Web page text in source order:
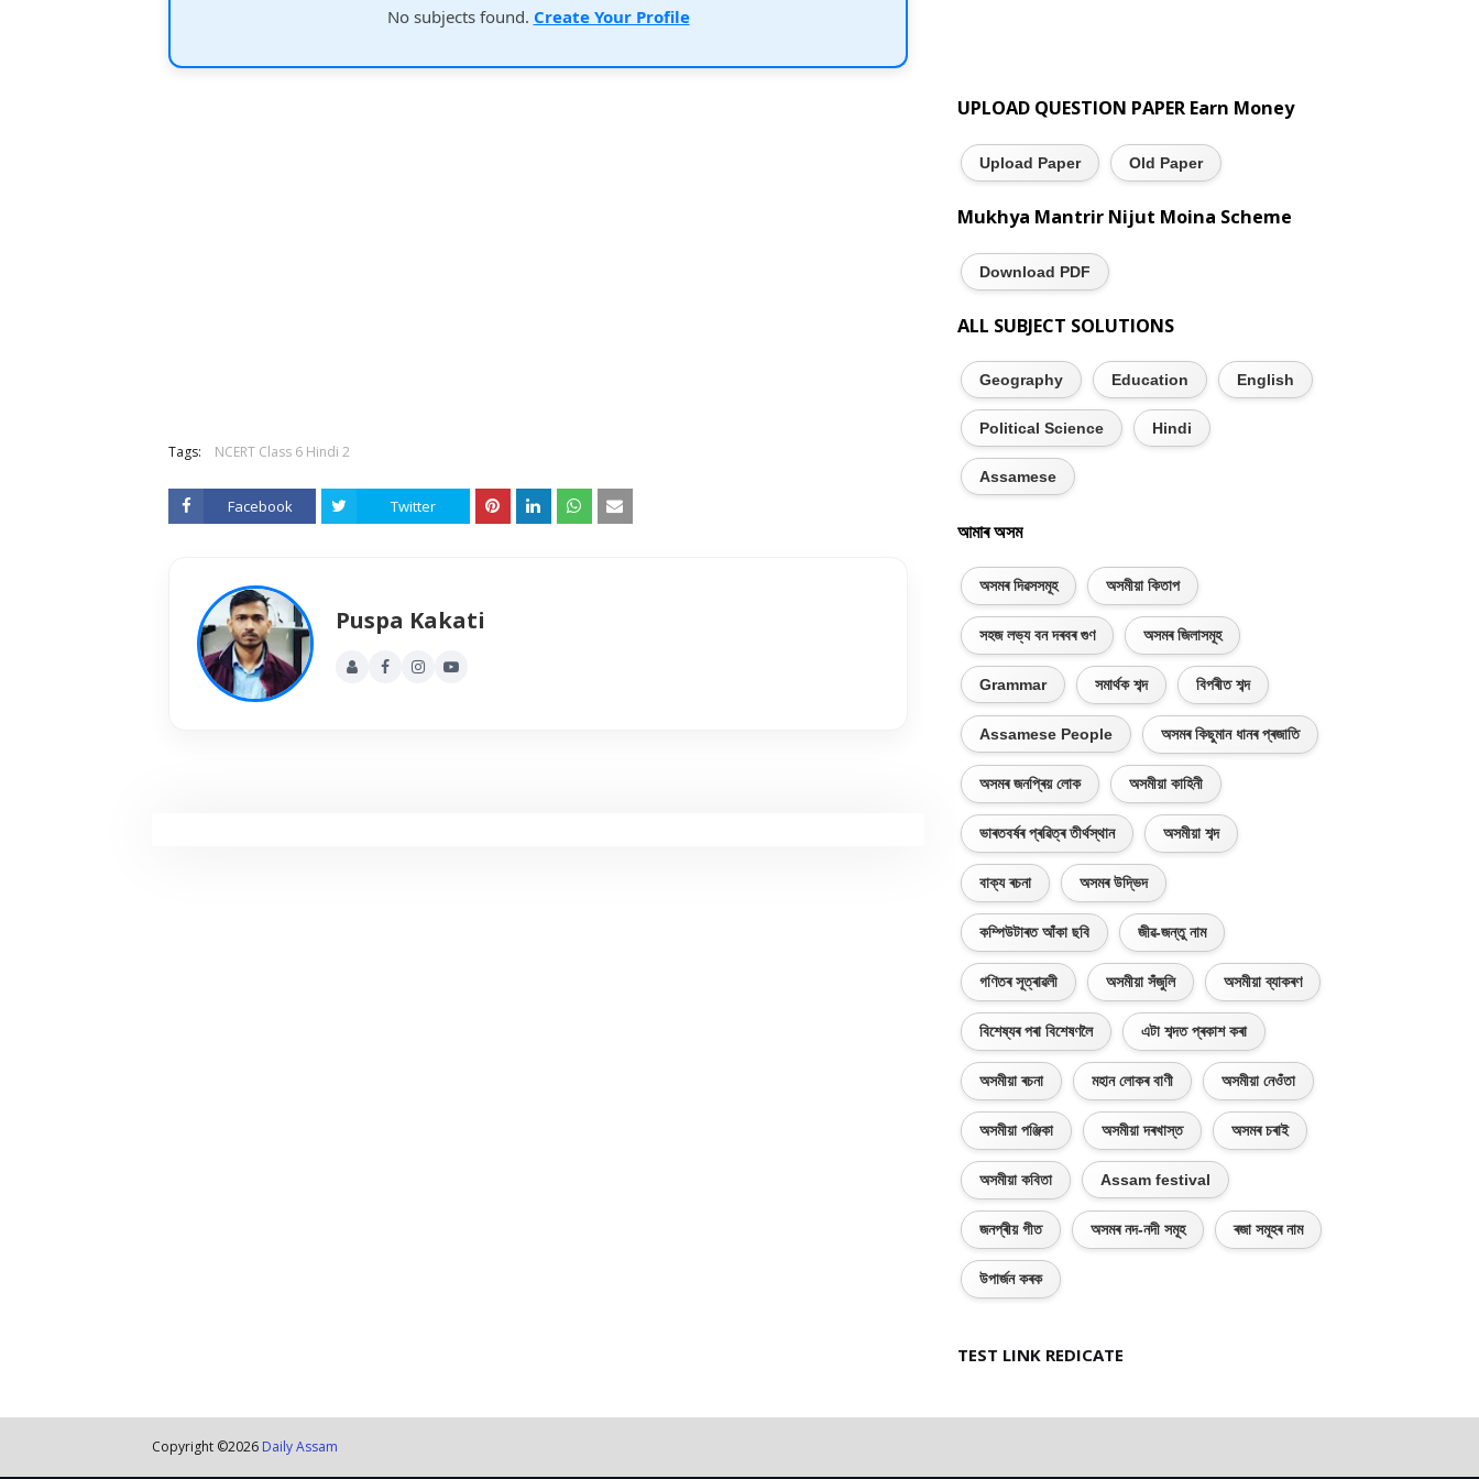
No subjects found. Create Your Profile
Tags: NCERT Class 6 Hindi 2
Facebook Twitter
Puspa Kakati
UPLOAD QUESTION PAPER Earn Money
Upload Paper Old Paper
Mukhya Mantrir Nijut Moina Scheme
Download PDF
ALL SUBJECT SOLUTIONS
Geography Education English
Political Science Hindi
Assamese
আমাৰ অসম
অসমৰ দিৱসসমূহ অসমীয়া কিতাপ
সহজ লভ্য বন দৰবৰ গুণ অসমৰ জিলাসমূহ
Grammar সমাৰ্থক শব্দ বিপৰীত শব্দ
Assamese People অসমৰ কিছুমান ধানৰ প্ৰজাতি
অসমৰ জনপ্ৰিয় লোক অসমীয়া কাহিনী
ভাৰতবৰ্ষৰ প্ৰৱিত্ৰ তীৰ্থস্থান অসমীয়া শব্দ
বাক্য ৰচনা অসমৰ উদ্ভিদ
কম্পিউটাৰত আঁকা ছবি জীৱ-জন্তু নাম
গণিতৰ সূত্ৰাৱলী অসমীয়া সঁজুলি অসমীয়া ব্যাকৰণ
বিশেষ্যৰ পৰা বিশেষণলৈ এটা শব্দত প্ৰকাশ কৰা
অসমীয়া ৰচনা মহান লোকৰ বাণী অসমীয়া নেওঁতা
অসমীয়া পঞ্জিকা অসমীয়া দৰখাস্ত অসমৰ চৰাই
অসমীয়া কবিতা Assam festival
জনপ্ৰীয় গীত অসমৰ নদ-নদী সমূহ ৰজা সমূহৰ নাম
উপাৰ্জন কৰক
TEST LINK REDICATE
Copyright ©2026 Daily Assam